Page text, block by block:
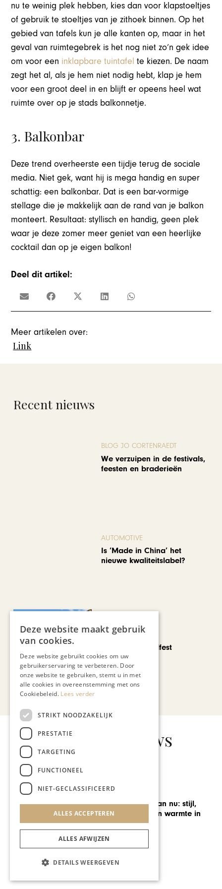
nu te weinig plek hebben, kies dan voor klapstoeltjes
of gebruik te stoeltjes van je zithoek binnen. Op het
gebied van tafels kun je alle kanten op, maar in het
geval van ruimtegebrek is het nog niet zo’n gek idee
om voor een inklapbare tuintafel te kiezen. De naam
zegt het al, als je hem niet nodig hebt, klap je hem
voor een groot deel in en blijft er opeens heel wat
ruimte over op je stads balkonnetje.
3. Balkonbar
Deze trend overheerste een tijdje terug de sociale
media. Niet gek, want hij is mega handig en super
schattig: een balkonbar. Dat is een bar-vormige
stellage die je makkelijk aan de rand van je balkon
monteert. Resultaat: styllisch en handig, geen plek
waar je deze zomer meer geniet van een heerlijke
cocktail dan op je eigen balkon!
Deel dit artikel:
Meer artikelen over:
Link
Recent nieuws
BLOG JO CORTENRAEDT
We verzuipen in de festivals,
feesten en braderieën
AUTOMOTIVE
Is ‘Made in China’ het
nieuwe kwaliteitslabel?
CHAPEAU TV
Noorbeek Foodfest
Bekijk alle artikelen
Gerelateerd nieuws
LINK
Relaties met klanten
onderhouden, hoe doe je
dat?
Deze website maakt gebruik
van cookies.
Deze website gebruikt cookies om uw
gebruikerservaring te verbeteren. Door
onze website te gebruiken, stemt u in met
alle cookies in overeenstemming met ons
Cookiebeleid. Lees verder
STRIKT NOODZAKELIJK
PRESTATIE
TARGETING
FUNCTIONEEL
NIET-GECLASSIFICEERD
ALLES ACCEPTEREN
ALLES AFWIJZEN
DETAILS WEERGEVEN